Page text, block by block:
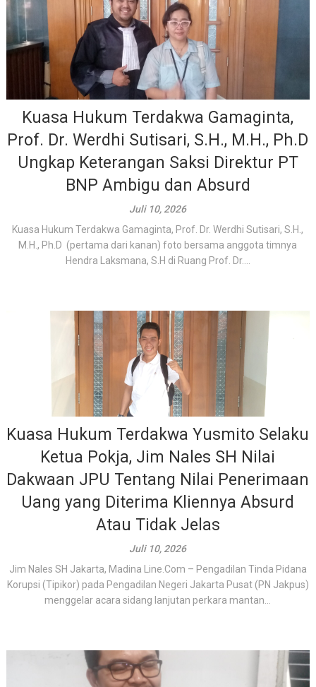
Kuasa Hukum Terdakwa Gamaginta,
Prof. Dr. Werdhi Sutisari, S.H., M.H., Ph.D
Ungkap Keterangan Saksi Direktur PT
BNP Ambigu dan Absurd
Juli 10, 2026
Kuasa Hukum Terdakwa Gamaginta, Prof. Dr. Werdhi Sutisari, S.H.,
M.H., Ph.D (pertama dari kanan) foto bersama anggota timnya
Hendra Laksmana, S.H di Ruang Prof. Dr....
Kuasa Hukum Terdakwa Yusmito Selaku
Ketua Pokja, Jim Nales SH Nilai
Dakwaan JPU Tentang Nilai Penerimaan
Uang yang Diterima Kliennya Absurd
Atau Tidak Jelas
Juli 10, 2026
Jim Nales SH Jakarta, Madina Line.Com – Pengadilan Tinda Pidana
Korupsi (Tipikor) pada Pengadilan Negeri Jakarta Pusat (PN Jakpus)
menggelar acara sidang lanjutan perkara mantan...